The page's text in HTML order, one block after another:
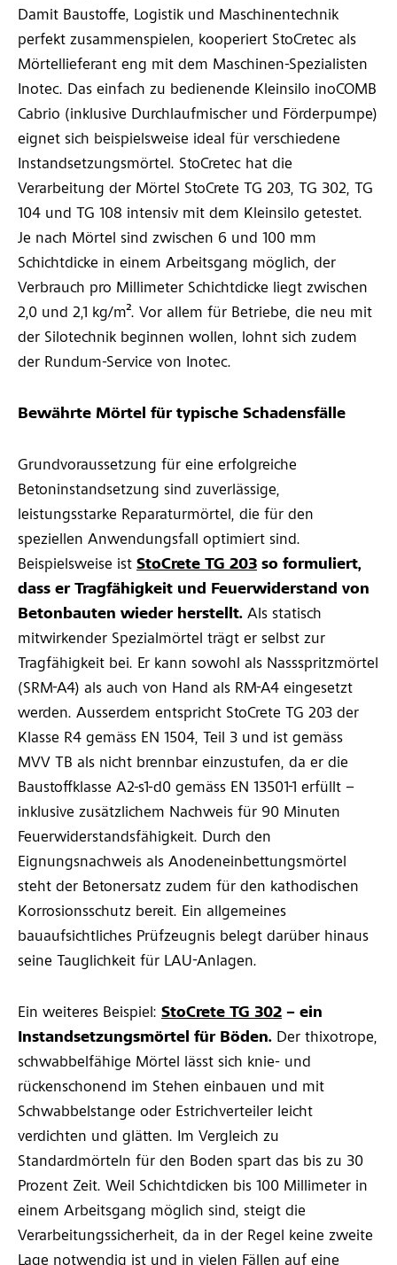
Damit Baustoffe, Logistik und Maschinentechnik
perfekt zusammenspielen, kooperiert StoCretec als
Mörtellieferant eng mit dem Maschinen-Spezialisten
Inotec. Das einfach zu bedienende Kleinsilo inoCOMB
Cabrio (inklusive Durchlaufmischer und Förderpumpe)
eignet sich beispielsweise ideal für verschiedene
Instandsetzungsmörtel. StoCretec hat die
Verarbeitung der Mörtel StoCrete TG 203, TG 302, TG
104 und TG 108 intensiv mit dem Kleinsilo getestet.
Je nach Mörtel sind zwischen 6 und 100 mm
Schichtdicke in einem Arbeitsgang möglich, der
Verbrauch pro Millimeter Schichtdicke liegt zwischen
2,0 und 2,1 kg/m². Vor allem für Betriebe, die neu mit
der Silotechnik beginnen wollen, lohnt sich zudem
der Rundum-Service von Inotec.
Bewährte Mörtel für typische Schadensfälle
Grundvoraussetzung für eine erfolgreiche
Betoninstandsetzung sind zuverlässige,
leistungsstarke Reparaturmörtel, die für den
speziellen Anwendungsfall optimiert sind.
Beispielsweise ist StoCrete TG 203 so formuliert,
dass er Tragfähigkeit und Feuerwiderstand von
Betonbauten wieder herstellt. Als statisch
mitwirkender Spezialmörtel trägt er selbst zur
Tragfähigkeit bei. Er kann sowohl als Nassspritzmörtel
(SRM-A4) als auch von Hand als RM-A4 eingesetzt
werden. Ausserdem entspricht StoCrete TG 203 der
Klasse R4 gemäss EN 1504, Teil 3 und ist gemäss
MVV TB als nicht brennbar einzustufen, da er die
Baustoffklasse A2-s1-d0 gemäss EN 13501-1 erfüllt –
inklusive zusätzlichem Nachweis für 90 Minuten
Feuerwiderstandsfähigkeit. Durch den
Eignungsnachweis als Anodeneinbettungsmörtel
steht der Betonersatz zudem für den kathodischen
Korrosionsschutz bereit. Ein allgemeines
bauaufsichtliches Prüfzeugnis belegt darüber hinaus
seine Tauglichkeit für LAU-Anlagen.
Ein weiteres Beispiel: StoCrete TG 302 – ein
Instandsetzungsmörtel für Böden. Der thixotrope,
schwabbelfähige Mörtel lässt sich knie- und
rückenschonend im Stehen einbauen und mit
Schwabbelstange oder Estrichverteiler leicht
verdichten und glätten. Im Vergleich zu
Standardmörteln für den Boden spart das bis zu 30
Prozent Zeit. Weil Schichtdicken bis 100 Millimeter in
einem Arbeitsgang möglich sind, steigt die
Verarbeitungssicherheit, da in der Regel keine zweite
Lage notwendig ist und in vielen Fällen auf eine